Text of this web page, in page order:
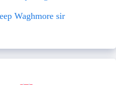
Waghmore sir